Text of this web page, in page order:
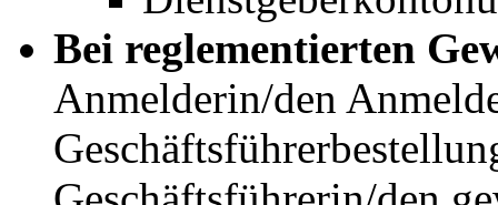
Bei reglementierten
Anmelderin/den